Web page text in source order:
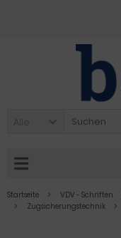
Alle
Startseite VDV - Schriften
Zugsicherungstechnik